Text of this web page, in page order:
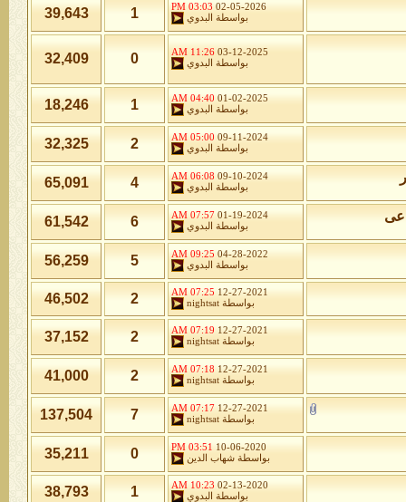
02-05-2026
03:03 PM
بواسطة
البدوي 1
39,643
03-12-2025
11:26 AM
بواسطة
البدوي 0
32,409
01-02-2025
04:40 AM
بواسطة
البدوي 1
18,246
09-11-2024
05:00 AM
بواسطة
البدوي 2
32,325
09-10-2024
06:08 AM
بواسطة
البدوي 4
65,091
01-19-2024
07:57 AM
بواسطة
البدوي 6
61,542
04-28-2022
09:25 AM
بواسطة
البدوي 5
56,259
12-27-2021
07:25 AM
بواسطة nightsat
2
46,502
12-27-2021
07:19 AM
بواسطة nightsat
2
37,152
12-27-2021
07:18 AM
بواسطة nightsat
2
41,000
12-27-2021
07:17 AM
بواسطة nightsat
7
137,504
10-06-2020
03:51 PM
بواسطة شهاب الدين 0
35,211
02-13-2020
10:23 AM
بواسطة
البدوي 1
38,793